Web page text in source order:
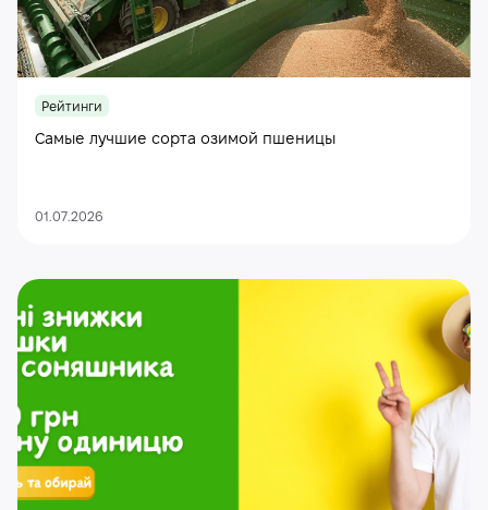
Рейтинги
Самые лучшие сорта озимой пшеницы
01.07.2026